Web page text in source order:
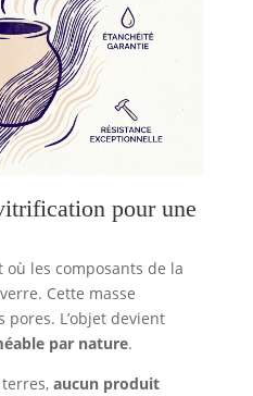
pour une
les composants de la
Cette masse
L’objet devient
par nature.
aucun produit